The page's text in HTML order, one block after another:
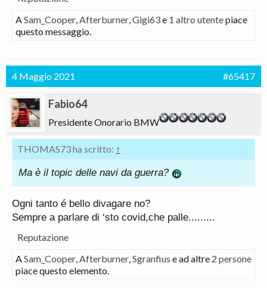
ASam_Cooper,Afterburner,Gigi63e 1 altro utentepiace
questo messaggio.
4 Maggio 2021 #65417
Fabio64
Presidente Onorario BMW
THOMAS73 ha scritto: ↑
Ma è il topic delle navi da guerra?
Ogni tanto é bello divagare no?
Sempre a parlare di ‘sto covid,che palle.........
Reputazione
ASam_Cooper,Afterburner,Sgranfius e ad altre 2 persone
piace questo elemento.